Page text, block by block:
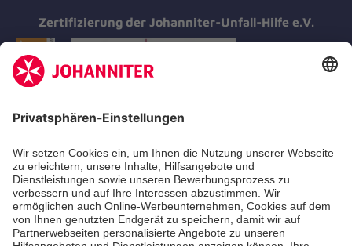
Zertifizierung der Johanniter-Unfall-Hilfe e.V.
Aus- & Fortbildungen
Erste-Hilfe-Kurse
Jobs & Ehrenamt